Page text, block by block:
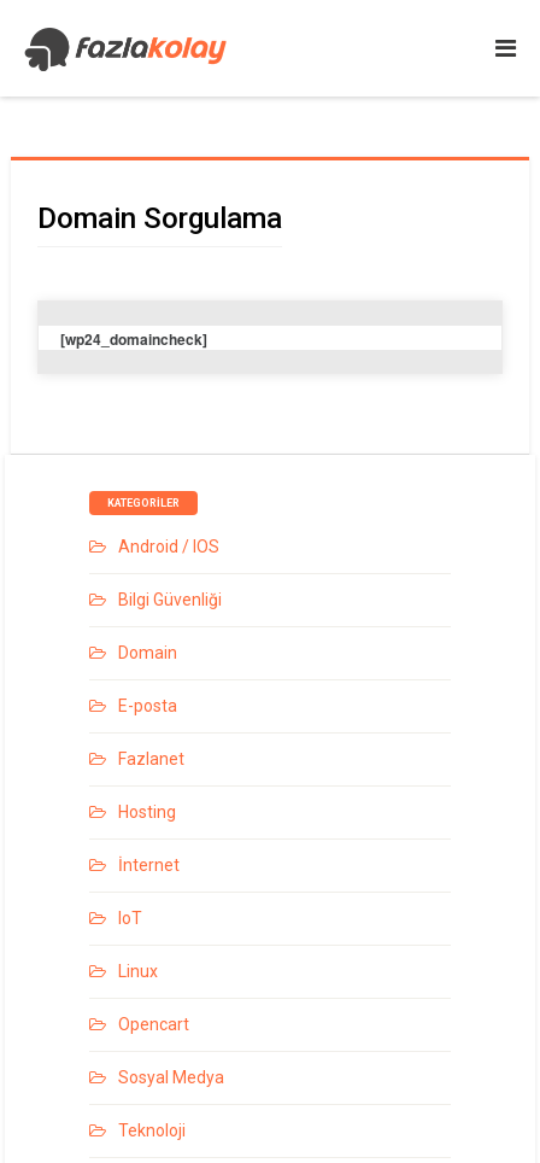
Domain Sorgulama
[wp24_domaincheck]
KATEGORILER
Android / IOS
Bilgi Güvenliği
Domain
E-posta
Fazlanet
Hosting
İnternet
IoT
Linux
Opencart
Sosyal Medya
Teknoloji